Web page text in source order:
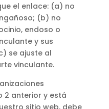
el enlace: (a) no
(b) no
endoso o
y sus
se ajuste al
vinculante.
2 anterior y está
sitio web, debe